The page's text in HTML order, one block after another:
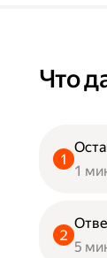
Что
1
5